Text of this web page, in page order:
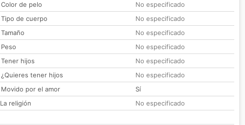
Color de pelo
No especificado
Tipo de cuerpo
No especificado
Tamaño
No especificado
Peso
No especificado
Tener hijos
No especificado
¿Quieres tener hijos
No especificado
Movido por el amor
Sí
La religión
No especificado